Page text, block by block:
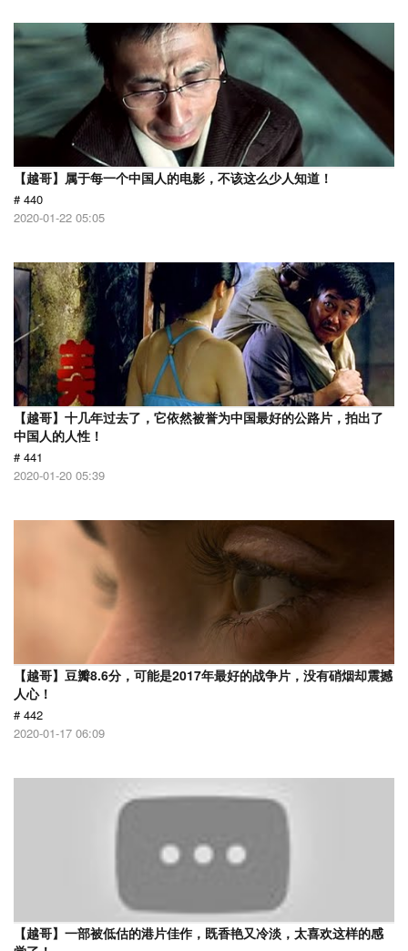
【越哥】属于每一个中国人的电影，不该这么少人知道！
# 440
2020-01-22 05:05
【越哥】十几年过去了，它依然被誉为中国最好的公路片，拍出了
中国人的人性！
# 441
2020-01-20 05:39
【越哥】豆瓣8.6分，可能是2017年最好的战争片，没有硝烟却震撼
人心！
# 442
2020-01-17 06:09
【越哥】一部被低估的港片佳作，既香艳又冷淡，太喜欢这样的感